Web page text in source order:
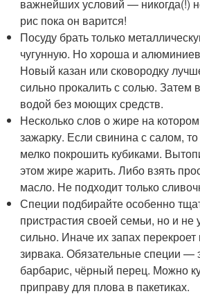
важнейших условий — никогда(!)
рис пока он варится!
Посуду брать только
чугунную. Но хороша и
Новый казан или сковородку
сильно прокалить с солью. Затем
водой без моющих средств.
Несколько слов о жире на
зажарку. Если свинина с салом,
мелко покрошить кубиками.
этом жире жарить. Либо взять
масло. Не подходит только
Специи подбирайте особенно
пристрастия своей семьи, но и не
сильно. Иначе их запах перекроет
зирвака. Обязательные специи —
барбарис, чёрный перец. Можно
приправу для плова в пакетиках.